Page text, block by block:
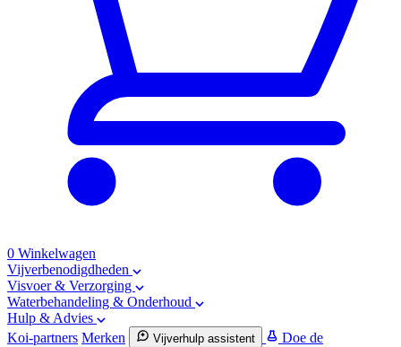
0 Winkelwagen
Vijverbenodigdheden
Visvoer & Verzorging
Waterbehandeling & Onderhoud
Hulp & Advies
Koi-partners Merken Vijverhulp assistent
Doe de